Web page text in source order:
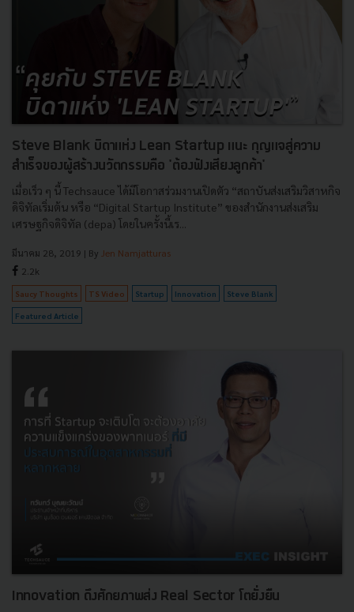
Steve Blank บิดาแห่ง Lean Startup แนะ กุญแจสู่ความ
สำเร็จของผู้สร้างนวัตกรรมคือ 'ต้องฟังเสียงลูกค้า'
เมื่อเร็ว ๆ นี้ Techsauce ได้มีโอกาสร่วมงานเปิดตัว “สถาบันส่งเสริมวิสาหกิจ
ดิจิทัลเริ่มต้น หรือ “Digital Startup Institute” ของสำนักงานส่งเสริม
เศรษฐกิจดิจิทัล (depa) โดยในครั้งนี้เร...
มีนาคม 28, 2019 | By Jen Namjatturas
2.2k
Saucy Thoughts TS Video Startup Innovation Steve Blank
Featured Article
Innovation ดึงศักยภาพส่ง Real Sector โตยั่งยืน